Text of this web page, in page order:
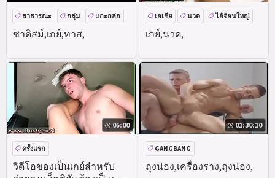
ซาดิสม์,เกย์,ทาส,
สาธารณะ กลุ่ม
แกะกล่อ
BDSM
เกย์,นวด,
เอเชีย นวด ไอ้จ้อนใหญ่
05:00
วิดีโอของเป็นเกย์สำหรับ
ครั้งแรก
สุนัขไม่มีสัญญาณกันขโมยและ
01:30:10
ถุงน่อง,เครื่องราง,ถุงน่อง,
GANGBANG